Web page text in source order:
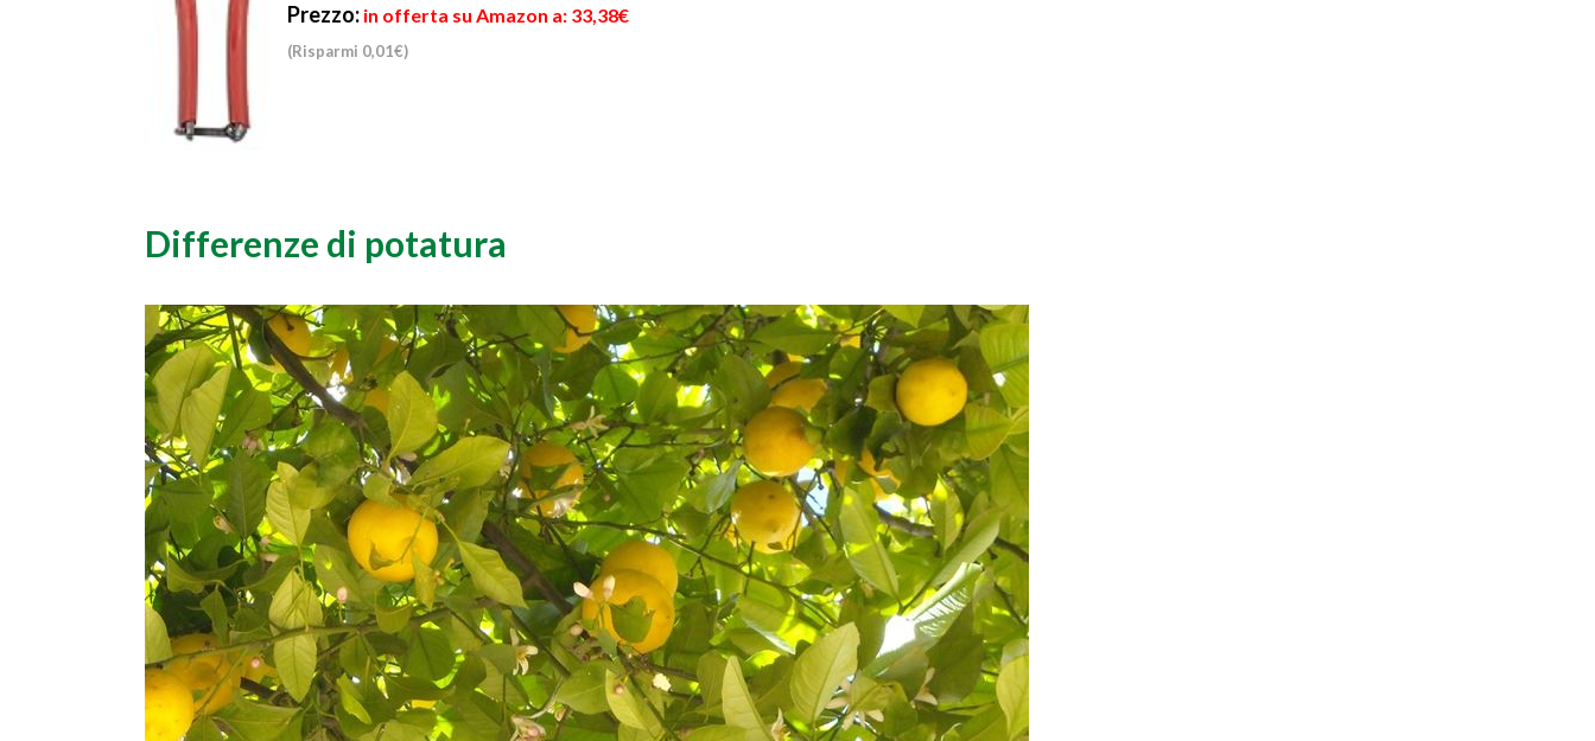
Prezzo: in offerta su Amazon a: 33,38€
(Risparmi 0,01€)
Differenze di potatura